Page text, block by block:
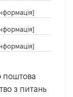
поштова
з питань